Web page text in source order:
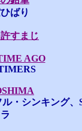
ばり
すまじ
AGO
・シンキング、
ラ